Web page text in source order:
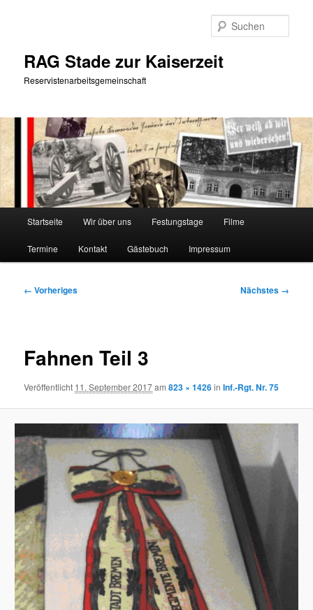
RAG Stade zur Kaiserzeit
Reservistenarbeitsgemeinschaft
Startseite Wir über uns Festungstage Filme
Termine Kontakt Gästebuch Impressum
Bilder-
← Vorheriges Nächstes →
Fahnen Teil 3
Veröffentlicht 11. September 2017am823 × 1426inInf.-Rgt. Nr. 75